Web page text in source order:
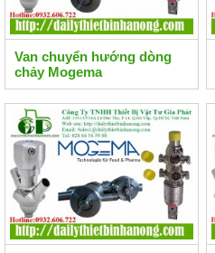
Van chuyển hướng dòng
chảy Mogema